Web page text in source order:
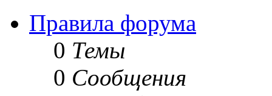
Правила форума
0 Темы
0 Сообщения